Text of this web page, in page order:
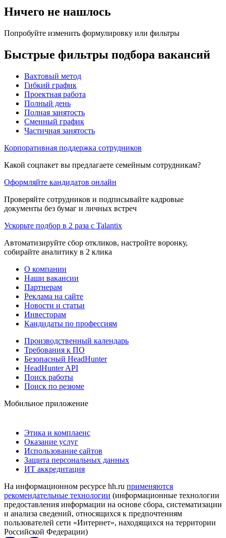
Ничего не нашлось
Попробуйте изменить формулировку или фильтры
Быстрые фильтры подбора вакансий
Вахтовый метод
Гибкий график
Проектная работа
Полный день
Полная занятость
Сменный график
Частичная занятость
Корпоративная поддержка сотрудников
Какой соцпакет вы предлагаете семейным сотрудникам?
Оформляйте кандидатов онлайн
Проверяйте сотрудников и подписывайте кадровые
документы без бумаг и личных встреч
Ускорьте подбор в 2 раза с Talantix
Автоматизируйте сбор откликов, настройте воронку,
собирайте аналитику в 2 клика
О компании
Наши вакансии
Партнерам
Реклама на сайте
Новости и статьи
Инвесторам
Кандидаты по профессиям
Производственный календарь
Требования к ПО
Безопасный HeadHunter
HeadHunter API
Поиск работы
Поиск по резюме
Мобильное приложение
Этика и комплаенс
Оказание услуг
Использование сайтов
Защита персональных данных
ИТ аккредитация
На информационном ресурсе hh.ru применяются
рекомендательные технологии (информационные технологии
предоставления информации на основе сбора, систематизации
и анализа сведений, относящихся к предпочтениям
пользователей сети «Интернет», находящихся на территории
Российской Федерации)